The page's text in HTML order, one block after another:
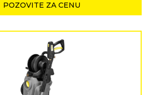
POZOVITE ZA CENU